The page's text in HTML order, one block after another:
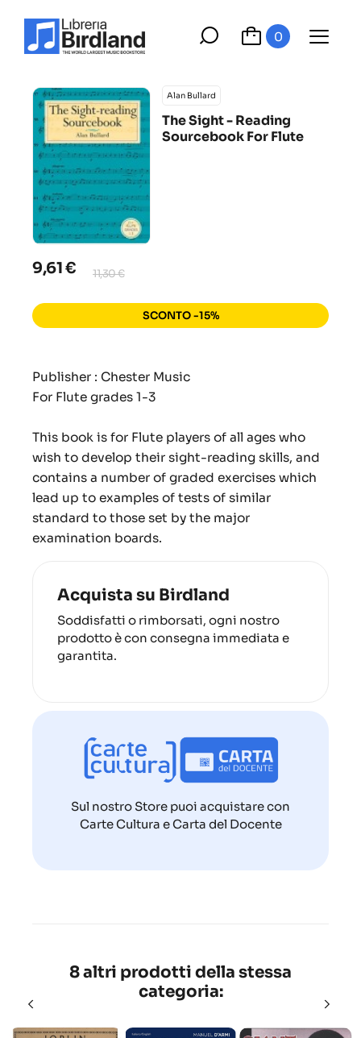
0
Alan Bullard
The Sight - Reading
Sourcebook For Flute
9,61 € 11,30 €
SCONTO -15%
Publisher : Chester Music
For Flute grades 1-3
This book is for Flute players of all ages who
wish to develop their sight-reading skills, and
contains a number of graded exercises which
lead up to examples of tests of similar
standard to those set by the major
examination boards.
Acquista su Birdland
Soddisfatti o rimborsati, ogni nostro
prodotto è con consegna immediata e
garantita.
Sul nostro Store puoi acquistare con
Carte Cultura e Carta del Docente
8 altri prodotti della stessa
categoria: